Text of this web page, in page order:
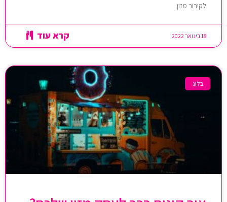
לקירור מזון.
קרא עוד 18 בינואר 2022
בלוג